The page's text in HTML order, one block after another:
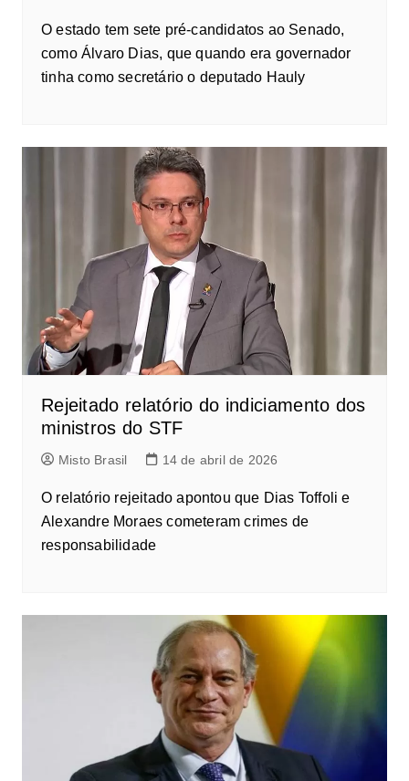
O estado tem sete pré-candidatos ao Senado,
como Álvaro Dias, que quando era governador
tinha como secretário o deputado Hauly
Rejeitado relatório do indiciamento dos
ministros do STF
Misto Brasil 14 de abril de 2026
O relatório rejeitado apontou que Dias Toffoli e
Alexandre Moraes cometeram crimes de
responsabilidade